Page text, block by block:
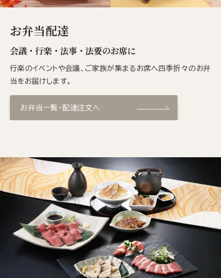
お弁当配達
会議・行楽・法事・法要のお席に
行楽のイベントや会議、ご家族が集まるお席へ四季折々のお弁
当をお届けします。
お弁当一覧・配達注文へ